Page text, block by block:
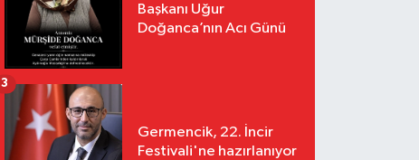
Başkanı Uğur
Doğanca’nın Acı Günü
Germencik, 22. İncir
Festivali'ne hazırlanıyor
3